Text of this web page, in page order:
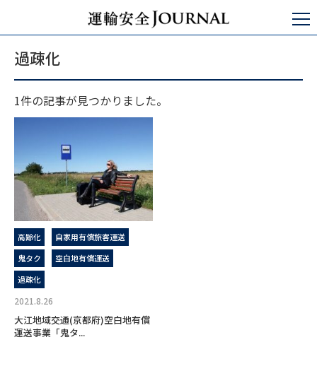
過疎化
過疎化
1件の記事が見つかりました。
高齢化
自家用有償旅客運送
鬼タク
空白地有償運送
過疎化
2021.8.26
大江地域交通(京都府)空白地有償
運送事業「鬼タ...